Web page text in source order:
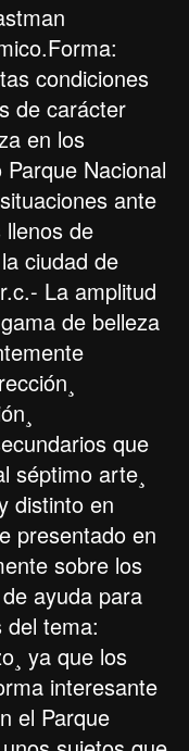
condiciones
de carácter
en los
Nacional
ante
de
ciudad de
La amplitud
de belleza
que
séptimo arte¸
distinto en
presentado en
sobre los
ayuda para
tema:
ya que los
interesante
el Parque